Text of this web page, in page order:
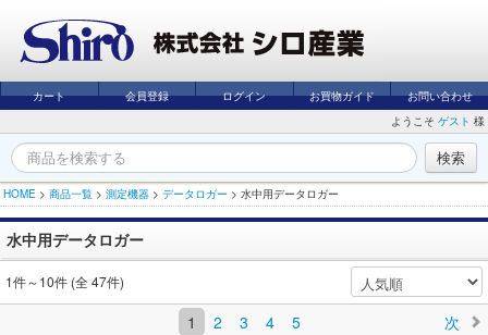
カート 会員登録 ログイン お買物ガイド
お問い合わせ
ようこそ ゲスト 様
HOME > 商品一覧 > 測定機器 > データロガー > 水中用データロガー
水中用データロガー
1件～10件 (全 47件)
1 2 3 4 5 次